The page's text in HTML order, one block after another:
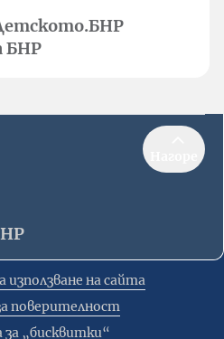
БНР
използване на сайта
поверителност
„бисквитки“